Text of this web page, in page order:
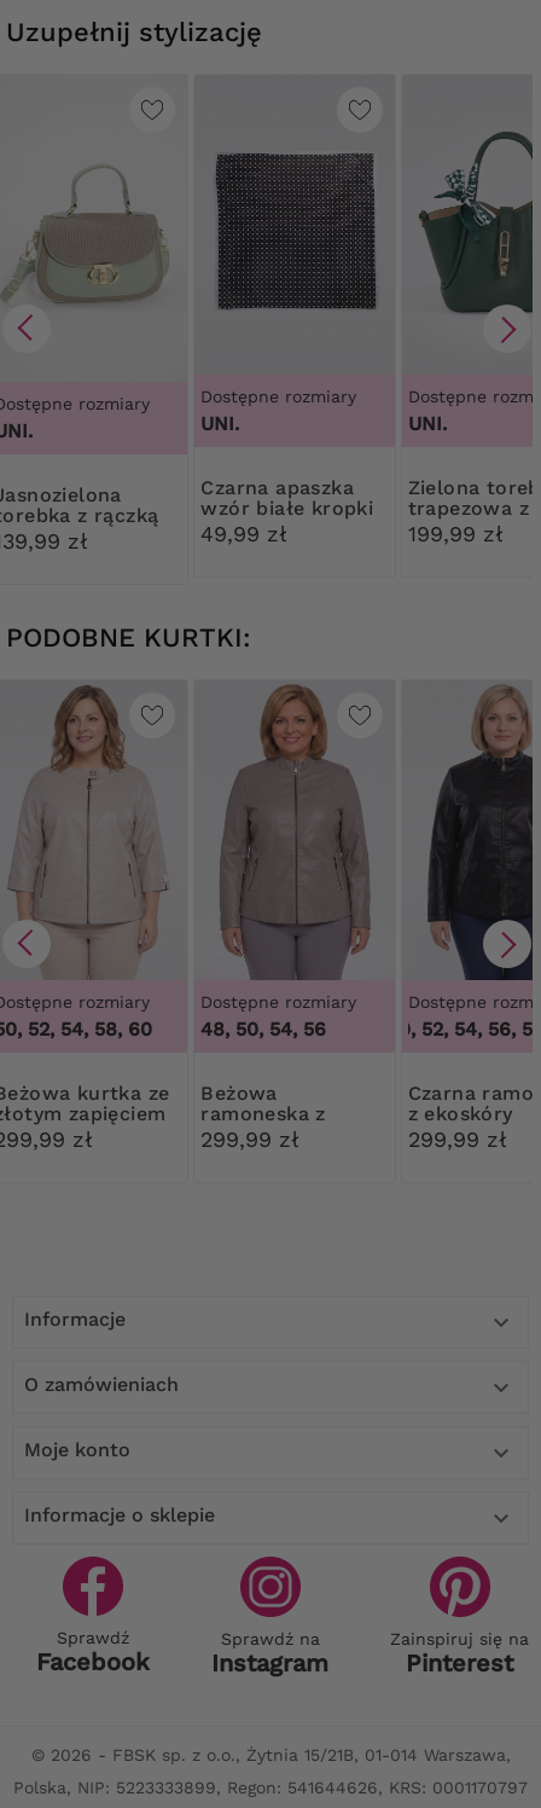
Uzupełnij stylizację
rozmiary
z rączką
górze
zł
Dostępne rozmiary
UNI.
Czarna apaszka
wzór białe kropki
49,99 zł
Dostępne
UNI.
Zielona torebka
trapezowa z
chustą
199,99 zł
PODOBNE KURTKI:
rozmiary
52, 54, 58, 60
ze
zapięciem
zł
Dostępne rozmiary
48, 50, 54, 56
Beżowa
ramoneska z
ekoskóry
299,99 zł
Dostępne
48, 50, 52, 54, 56, 58
Czarna ramoneska
z ekoskóry
299,99 zł
Informacje 
O zamówieniach 
Moje konto 
Informacje o sklepie 
Sprawdź
Facebook
Sprawdź na
Instagram
Zainspiruj się na
Pinterest
© 2026 - FBSK sp. z o.o., Żytnia 15/21B, 01-014 Warszawa,
Polska, NIP: 5223333899, Regon: 541644626, KRS: 0001170797